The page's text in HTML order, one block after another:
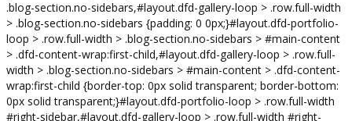
.blog-section.no-sidebars,#layout.dfd-gallery-loop > .row.full-width
> .blog-section.no-sidebars {padding: 0 0px;}#layout.dfd-portfolio-
loop > .row.full-width > .blog-section.no-sidebars > #main-content
> .dfd-content-wrap:first-child,#layout.dfd-gallery-loop > .row.full-
width > .blog-section.no-sidebars > #main-content > .dfd-content-
wrap:first-child {border-top: 0px solid transparent; border-bottom:
0px solid transparent;}#layout.dfd-portfolio-loop > .row.full-width
#right-sidebar,#layout.dfd-gallery-loop > .row.full-width #right-